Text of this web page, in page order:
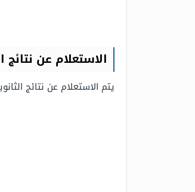
الاستعلام عن
يتم الاستعلام عن نتائج